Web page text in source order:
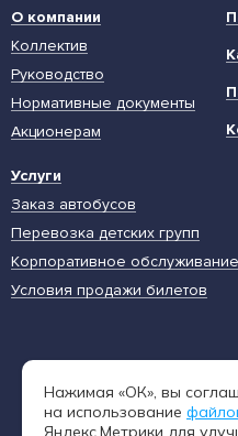
О компании
Коллектив
Руководство
Нормативные документы
Акционерам
Услуги
Заказ автобусов
Перевозка детских групп
Корпоративное обслуживание
Условия продажи билетов
8 (962)
Нажимая «ОК», вы
на использование
Яндекс.Метрики для